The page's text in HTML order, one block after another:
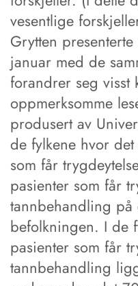
vesentlige
Grytten
januar med de
forandrer seg visst
oppmerksomme
produsert av
de fylkene hvor
som får
pasienter som får
tannbehandling på
befolkningen. I de
pasienter som får
tannbehandling